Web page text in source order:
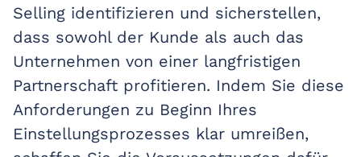
Selling identifizieren und sicherstellen,
dass sowohl der Kunde als auch das
Unternehmen von einer langfristigen
Partnerschaft profitieren. Indem Sie diese
Anforderungen zu Beginn Ihres
Einstellungsprozesses klar umreißen,